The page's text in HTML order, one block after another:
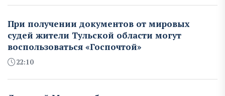
При получении документов от мировых
судей жители Тульской области могут
воспользоваться «Госпочтой»
22:10